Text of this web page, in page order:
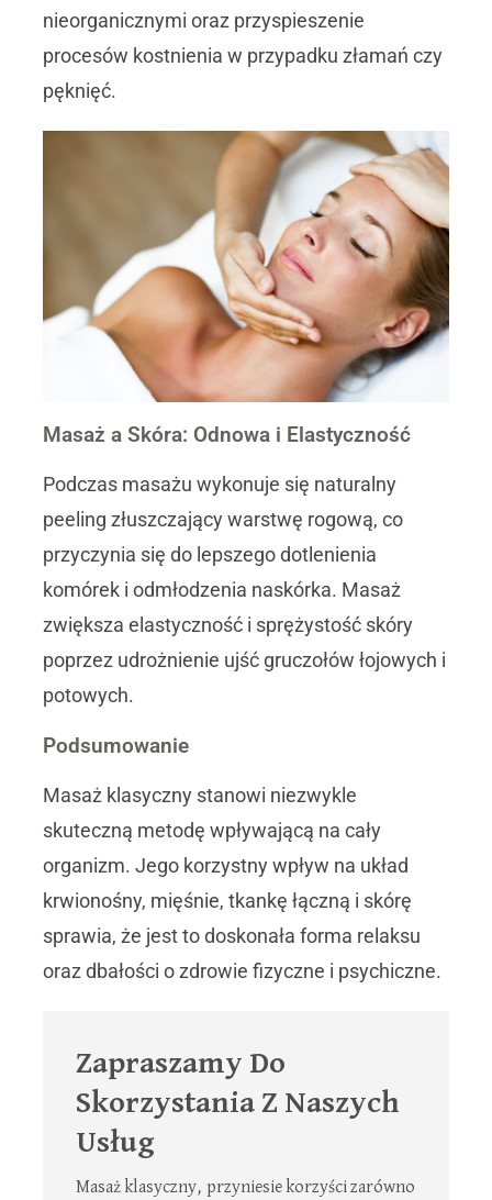
nieorganicznymi oraz przyspieszenie
procesów kostnienia w przypadku złamań czy
pęknięć.
Masaż a Skóra: Odnowa i Elastyczność
Podczas masażu wykonuje się naturalny
peeling złuszczający warstwę rogową, co
przyczynia się do lepszego dotlenienia
komórek i odmłodzenia naskórka. Masaż
zwiększa elastyczność i sprężystość skóry
poprzez udrożnienie ujść gruczołów łojowych i
potowych.
Podsumowanie
Masaż klasyczny stanowi niezwykle
skuteczną metodę wpływającą na cały
organizm. Jego korzystny wpływ na układ
krwionośny, mięśnie, tkankę łączną i skórę
sprawia, że jest to doskonała forma relaksu
oraz dbałości o zdrowie fizyczne i psychiczne.
Zapraszamy Do
Skorzystania Z Naszych
Usług
Masaż klasyczny, przyniesie korzyści zarówno